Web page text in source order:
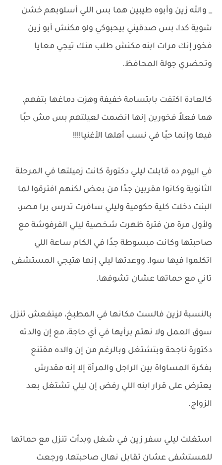
_ والله زين وأبوه طيبين هما بس اللي أسلوبهم خشن
شوية كدا، بس صدقيني بيحبوكي ولو مكنش أبو زين
فخور إنك مرات ابنه مكنش طلب منك تيجي معايا
وتحضري جولة المحافظ.
كالعادة اكتفت بابتسامة خفيفة وهزت دماغها بتفهم،
هما فعلاً فخورين إنها انضمت لعيلتهم بس مش حبًا
فيها وإنما حبًا في نسب أهلها الأغنيا!!!!
في اليوم ده قابلت ليلي دكتورة كانت زميلتها في المرحلة
الثانوية وكانوا مقربين جدًا من بعض لكنهم افترقوا لما
البنت دخلت كلية حكومية وليلي سافرت تدرس برا مصر،
ولأول مرة من فترة ظهرت شخصية ليلي الفرفوشة مع
صاحبتها وكانت مبسوطة جدًا في الكام ساعة اللي
اتكلموا فيها سوا، ووعدتها ليلي إنها هتيجي المستشفى
تاني مع حماتها عشان تشوفها.
بالنسبة لزين فالست مكانها في المطبخ، مينفعش تنزل
سوق العمل ولا نهتم برأيها في أي حاجة، مع إن والدته
دكتورة ناجحة وبتشتغل وبالرغم من إن والده مقتنع
بفكرة المساواة بين الراجل والمرآة إلا إنه مقدرش
يعترض على قرار ابنه اللي رفض إن ليلي تشتغل بعد
الزواج.
استغلت ليلي سفر زين في شغل وبدأت تنزل مع حماتها
للمستشفى عشان تقابل نهال صاحبتها، ورجعت